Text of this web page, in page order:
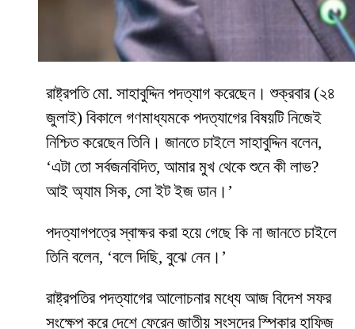
রাষ্ট্রপতি মো. সাহাবুদ্দিন পদত্যাগ করেছেন। শুক্রবার (২৪
জুলাই) বিকালে গণমাধ্যমকে পদত্যাগের বিষয়টি নিজেই
নিশ্চিত করেছেন তিনি। জানতে চাইলে সাহাবুদ্দিন বলেন,
‘এটা তো সর্বজনবিদিত, আমার মুখ থেকে শুনে কী লাভ?
আই অ্যাম সিক, সো ইট ইজ ডান।’
পদত্যাগপত্রে স্বাক্ষর করা হয়ে গেছে কি না জানতে চাইলে
তিনি বলেন, ‘বলে দিছি, বুঝে নেন।’
রাষ্ট্রপতির পদত্যাগের আলোচনার মধ্যে আজ বিদেশ সফর
সংক্ষেপ করে দেশে ফেরেন জাতীয় সংসদের স্পিকার হাফিজ